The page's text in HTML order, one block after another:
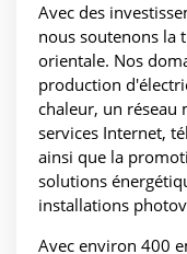
Avec des
nous soutenons la
orientale. Nos
production
chaleur, un réseau
services Internet,
ainsi que la
solutions
installations
Avec environ 400